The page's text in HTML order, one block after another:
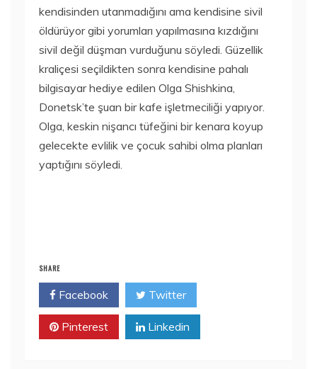
kendisinden utanmadığını ama kendisine sivil
öldürüyor gibi yorumları yapılmasına kızdığını
sivil değil düşman vurduğunu söyledi. Güzellik
kraliçesi seçildikten sonra kendisine pahalı
bilgisayar hediye edilen Olga Shishkina,
Donetsk’te şuan bir kafe işletmeciliği yapıyor.
Olga, keskin nişancı tüfeğini bir kenara koyup
gelecekte evlilik ve çocuk sahibi olma planları
yaptığını söyledi.
SHARE
Facebook Twitter
Pinterest Linkedin